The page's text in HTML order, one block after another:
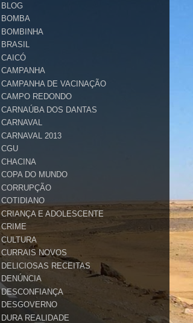
BLOG
BOMBA
BOMBINHA
BRASIL
CAICÓ
CAMPANHA
CAMPANHA DE VACINAÇÃO
CAMPO REDONDO
CARNAÚBA DOS DANTAS
CARNAVAL
CARNAVAL 2013
CGU
CHACINA
COPA DO MUNDO
CORRUPÇÃO
COTIDIANO
CRIANÇA E ADOLESCENTE
CRIME
CULTURA
CURRAIS NOVOS
DELICIOSAS RECEITAS
DENÚNCIA
DESCONFIANÇA
DESGOVERNO
DURA REALIDADE